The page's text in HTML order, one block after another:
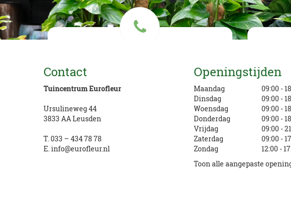
Contact
Tuincentrum Eurofleur
Ursulineweg 44
3833 AA Leusden
T.033 – 434 78 78
E.info@eurofleur.nl
Openingstijden
Maandag
09:00 -
Dinsdag
09:00 -
Woensdag
09:00 -
Donderdag
09:00 -
Vrijdag
09:00 -
Zaterdag
09:00 -
Zondag
12:00 -
Toon alle aangepaste